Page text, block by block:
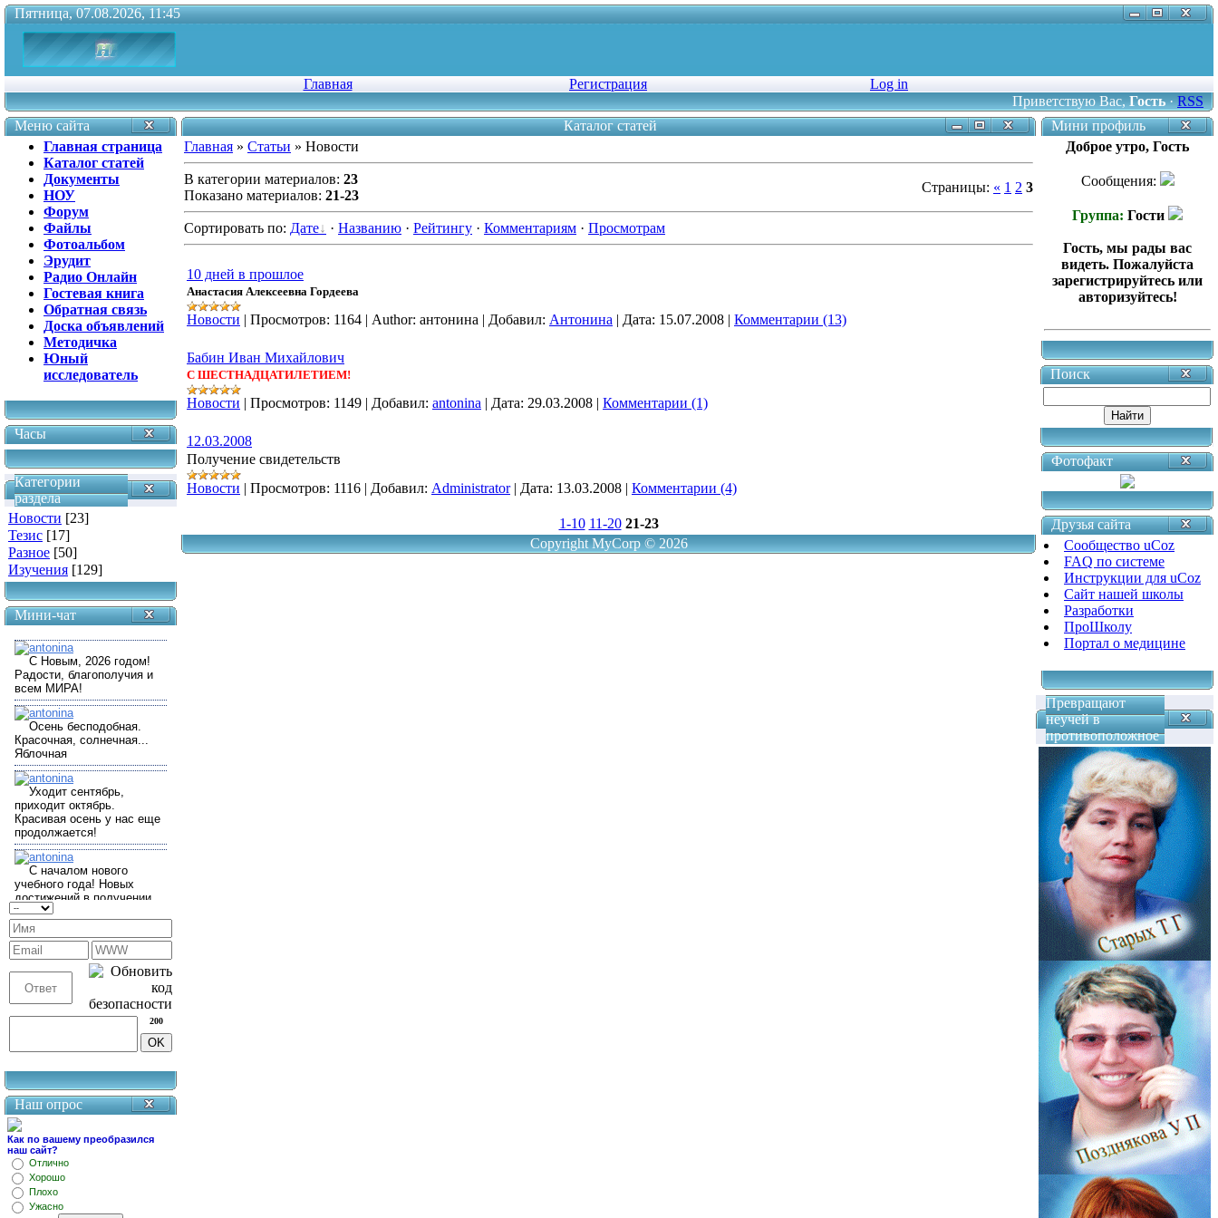
Пятница, 07.08.2026, 11:45
Главная Регистрация
Log in
Приветствую Вас,Гость·RSS
Меню сайта
Главная страница
Каталог статей
Документы
НОУ
Форум
Файлы
Фотоальбом
Эрудит
Радио Онлайн
Гостевая книга
Обратная связь
Доска объявлений
Методичка
Юный
исследователь
Часы
Категории
раздела
Новости [23]
Тезис [17]
Разное [50]
Изучения [129]
Мини-чат
200
Наш опрос
Как по вашему преобразился
наш сайт?
Отлично
Хорошо
Плохо
Ужасно
Каталог статей
Главная » Статьи » Новости
В категории материалов: 23
Показано материалов: 21-23
Страницы: « 1 2 3
Сортировать по: Дате · Названию · Рейтингу · Комментариям · Просмотрам
10 дней в прошлое
Анастасия Алексеевна Гордеева
Новости | Просмотров: 1164 | Author: антонина | Добавил: Антонина | Дата: 15.07.2008 | Комментарии (13)
Бабин Иван Михайлович
С ШЕСТНАДЦАТИЛЕТИЕМ!
Новости | Просмотров: 1149 | Добавил: antonina | Дата: 29.03.2008 | Комментарии (1)
12.03.2008
Получение свидетельств
Новости | Просмотров: 1116 | Добавил: Administrator| Дата: 13.03.2008 | Комментарии (4)
1-10 11-20 21-23
Copyright MyCorp © 2026
Мини профиль
Доброе утро, Гость
Сообщения:
Группа: Гости
Гость, мы рады вас
видеть. Пожалуйста
зарегистрируйтесь или
авторизуйтесь!
Поиск
Фотофакт
Друзья сайта
Сообщество uCoz
FAQ по системе
Инструкции для uCoz
Сайт нашей школы
Разработки
ПроШколу
Портал о медицине
Превращают
неучей в
противоположное